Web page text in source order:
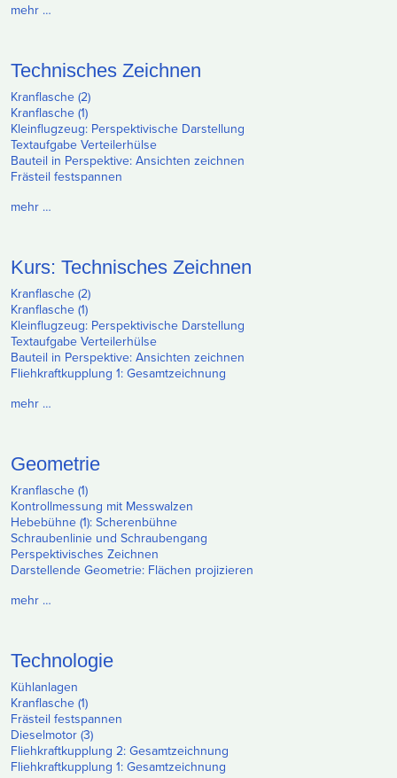
mehr …
Technisches Zeichnen
Kranflasche (2)
Kranflasche (1)
Kleinflugzeug: Perspektivische Darstellung
Textaufgabe Verteilerhülse
Bauteil in Perspektive: Ansichten zeichnen
Frästeil festspannen
mehr …
Kurs: Technisches Zeichnen
Kranflasche (2)
Kranflasche (1)
Kleinflugzeug: Perspektivische Darstellung
Textaufgabe Verteilerhülse
Bauteil in Perspektive: Ansichten zeichnen
Fliehkraftkupplung 1: Gesamtzeichnung
mehr …
Geometrie
Kranflasche (1)
Kontrollmessung mit Messwalzen
Hebebühne (1): Scherenbühne
Schraubenlinie und Schraubengang
Perspektivisches Zeichnen
Darstellende Geometrie: Flächen projizieren
mehr …
Technologie
Kühlanlagen
Kranflasche (1)
Frästeil festspannen
Dieselmotor (3)
Fliehkraftkupplung 2: Gesamtzeichnung
Fliehkraftkupplung 1: Gesamtzeichnung